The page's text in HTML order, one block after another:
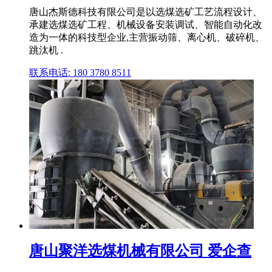
唐山杰斯德科技有限公司是以选煤选矿工艺流程设计、
承建选煤选矿工程、机械设备安装调试、智能自动化改
造为一体的科技型企业,主营振动筛、离心机、破碎机、
跳汰机 .
联系电话: 180 3780 8511
唐山聚洋选煤机械有限公司 爱企查